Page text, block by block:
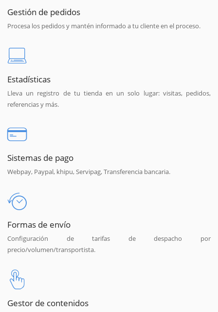
Gestión de pedidos
Procesa los pedidos y mantén informado a tu cliente en el proceso.
Estadísticas
Lleva un registro de tu tienda en un solo lugar: visitas, pedidos,
referencias y más.
Sistemas de pago
Webpay, Paypal, khipu, Servipag, Transferencia bancaria.
Formas de envío
Configuración de tarifas de despacho por
precio/volumen/transportista.
Gestor de contenidos